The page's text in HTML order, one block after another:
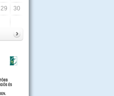
29
30